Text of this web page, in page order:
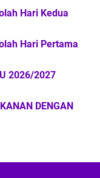
Hari Kedua
Hari Pertama
2026/2027
DENGAN